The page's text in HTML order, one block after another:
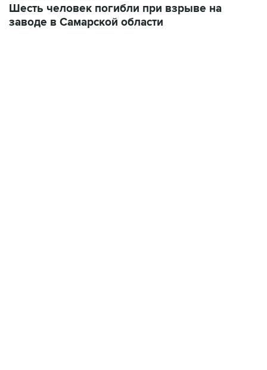
Шесть человек погибли при взрыве на
заводе в Самарской области